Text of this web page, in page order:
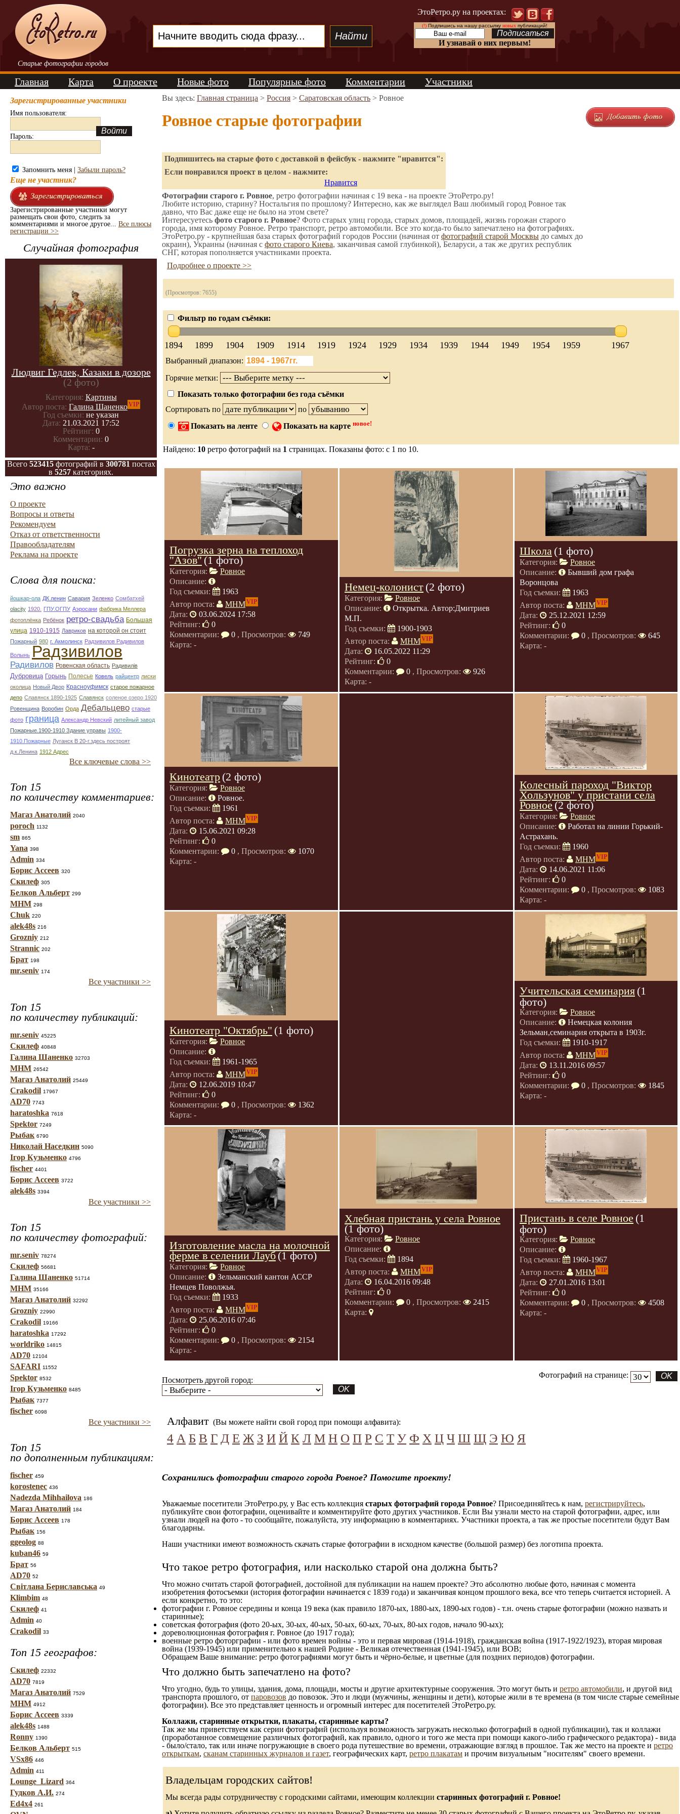
Старые фотографии городов
ЭтоРетро.ру на проектах:
(!)Подпишись на нашу рассылку новыхпубликаций!
И узнавай о них первым!
Главная Карта О проекте Новые фото Популярные фото Комментарии Участники
Зарегистрированные участники
Имя пользователя:
Пароль:
Запомнить меня | Забыли пароль?
Еще не участник?
Зарегистрированные участники могут
размещать свои фото, следить за
комментариями и многое другое... Все плюсы
регистрации >>
Случайная фотография
Людвиг Гедлек, Казаки в дозоре
(2 фото)
Категория: Картины
Автор поста: Галина ШаненкоVIP
Год съемки: не указан
Дата: 21.03.2021 17:52
Рейтинг: 0
Комментарии: 0
Карта: -
Всего 523415фотографий в 300781 постах
в 5257 категориях.
Это важно
О проекте
Вопросы и ответы
Рекомендуем
Отказ от ответственности
Правообладателям
Реклама на проекте
Слова для поиска:
йошкар-ола ДК ленин Савария Зеленко Сомбатхей
olacity 1920. ГПУ.ОГПУ Аэросани фабрика Меллера
фотоплёнка Ребёнок ретро-свадьба Большая
улица 1910-1915 Лавриков на которой он стоит
Пожарный 980 г. Акмолинск Радзивилов Радивилов
Волынь Радзивилов
Радивилов Ровенская область Радивилiв
Дубровица Горынь Полесье Ковель райцентр лиски
околица Новый Двор Красноуфимск старое пожарное
депо Славянск 1890-1925 Славянск соленое озеро 1920
Ровенщина Воробин Орда Дебальцево старые
фото граница Александр Невский литейный завод
Пожарные.1900-1910 Здание управы 1900-
1910.Пожарные Луганск В 20-г.здесь построят
д.к.Ленина 1912 Адрес
Все ключевые слова >>
Топ 15
по количеству комментариев:
Магаз Анатолий 2040
poroch 1132
sm 865
Yana 398
Admin 334
Борис Ассеев 320
Скилеф 305
Белков Альберт 299
МНМ 298
Chuk 220
alek48s 216
Grozniy 212
Strannic 202
Брат 198
mr.seniv 174
Все участники >>
Топ 15
по количеству публикаций:
mr.seniv 45225
Скилеф 40848
Галина Шаненко 32703
МНМ 26542
Магаз Анатолий 25449
Crakodil 17967
AD70 7743
haratoshka 7618
Spektor 7249
Рыбак 6790
Николай Наседкин 5090
Ігор Кузьменко 4796
fischer 4401
Борис Ассеев 3722
alek48s 3394
Все участники >>
Топ 15
по количеству фотографий:
mr.seniv 78274
Скилеф 56681
Галина Шаненко 51714
МНМ 35166
Магаз Анатолий 32292
Grozniy 22990
Crakodil 19166
haratoshka 17292
worldriko 14815
AD70 12104
SAFARI 11552
Spektor 8532
Ігор Кузьменко 8485
Рыбак 7377
fischer 6098
Все участники >>
Топ 15
по дополненным публикациям:
fischer 459
korostenec 436
Nadezda Mihhailova 186
Магаз Анатолий 184
Борис Ассеев 178
Рыбак 156
ggeolog 88
kuban46 59
Брат 56
AD70 52
Світлана Бериславська 49
Klimbim 48
Скилеф 41
Admin 40
Crakodil 33
Топ 15 географов:
Скилеф 22332
AD70 7819
Магаз Анатолий 7529
МНМ 4912
Борис Ассеев 3339
alek48s 1488
Ronny 1390
Белков Альберт 515
VSx86 446
Admin 411
Lounge_Lizard 364
Гудков А.И. 274
Ed4x4 261
Вы здесь: Главная страница > Россия > Саратовская область > Ровное
Ровное старые фотографии
Подпишитесь на старые фото с доставкой в фейсбук - нажмите "нравится":
Если понравился проект в целом - нажмите:
Нравится
Фотографии старого г. Ровное, ретро фотографии начиная с 19 века - на проекте ЭтоРетро.ру!
Любите историю, старину? Ностальгия по прошлому? Интересно, как же выглядел Ваш любимый город Ровное так
давно, что Вас даже еще не было на этом свете?
Интересуетесь фото старого г. Ровное? Фото старых улиц города, старых домов, площадей, жизнь горожан старого
города, имя которому Ровное. Ретро транспорт, ретро автомобили. Все это когда-то было запечатлено на фотографиях.
ЭтоРетро.ру - крупнейшая база старых фотографий городов России (начиная от фотографий старой Москвы до самых до
окраин), Украины (начиная с фото старого Киева, заканчивая самой глубинкой), Беларуси, а так же других республик
СНГ, которая пополняется участниками проекта.
Подробнее о проекте >>
(Просмотров: 7655)
Фильтр по годам съёмки:
1894 1899 1904 1909 1914 1919 1924 1929 1934 1939 1944 1949 1954 1959 1967
Выбранный диапазон:
Горячие метки:
Показать только фотографии без года съёмки
Сортировать по
по
Показать на ленте
Показать на карте новое!
Найдено: 10 ретро фотографий на 1 страницах. Показаны фото: с 1 по 10.
Погрузка зерна на теплоход
"Азов"(1 фото)
Категория:
Ровное
Описание:
Год съемки:
1963
Автор поста:
МНМVIP
Дата:
03.06.2024 17:58
Рейтинг:
0
Комментарии:
0 , Просмотров:
749
Карта: -
Немец-колонист (2 фото)
Категория:
Ровное
Описание:
Открытка. Автор:Дмитриев
М.П.
Год съемки:
1900-1903
Автор поста:
МНМVIP
Дата:
16.05.2022 11:29
Рейтинг:
0
Комментарии:
0 , Просмотров:
926
Карта: -
Школа (1 фото)
Категория:
Ровное
Описание:
Бывший дом графа
Воронцова
Год съемки:
1963
Автор поста:
МНМVIP
Дата:
25.12.2021 12:59
Рейтинг:
0
Комментарии:
0 , Просмотров:
645
Карта: -
Кинотеатр (2 фото)
Категория:
Ровное
Описание:
Ровное.
Год съемки:
1961
Автор поста:
МНМVIP
Дата:
15.06.2021 09:28
Рейтинг:
0
Комментарии:
0 , Просмотров:
1070
Карта: -
Колесный пароход "Виктор
Хользунов" у пристани села
Ровное(2 фото)
Категория:
Ровное
Описание:
Работал на линии Горький-
Астрахань.
Год съемки:
1960
Автор поста:
МНМVIP
Дата:
14.06.2021 11:06
Рейтинг:
0
Комментарии:
0 , Просмотров:
1083
Карта: -
Кинотеатр "Октябрь" (1 фото)
Категория:
Ровное
Описание:
Год съемки:
1961-1965
Автор поста:
МНМVIP
Дата:
12.06.2019 10:47
Рейтинг:
0
Комментарии:
0 , Просмотров:
1362
Карта: -
Учительская семинария (1
фото)
Категория:
Ровное
Описание:
Немецкая колония
Зельман,семинария открыта в 1903г.
Год съемки:
1910-1917
Автор поста:
МНМVIP
Дата:
13.11.2016 09:57
Рейтинг:
0
Комментарии:
0 , Просмотров:
1845
Карта: -
Изготовление масла на молочной
ферме в селении Лауб(1 фото)
Категория:
Ровное
Описание:
Зельманский кантон АССР
Немцев Поволжья.
Год съемки:
1933
Автор поста:
МНМVIP
Дата:
25.06.2016 07:46
Рейтинг:
0
Комментарии:
0 , Просмотров:
2154
Карта: -
Хлебная пристань у села Ровное
(1 фото)
Категория:
Ровное
Описание:
Год съемки:
1894
Автор поста:
МНМVIP
Дата:
16.04.2016 09:48
Рейтинг:
0
Комментарии:
0 , Просмотров:
2415
Карта:
Пристань в селе Ровное (1
фото)
Категория:
Ровное
Описание:
Год съемки:
1960-1967
Автор поста:
МНМVIP
Дата:
27.01.2016 13:01
Рейтинг:
0
Комментарии:
0 , Просмотров:
4508
Карта: -
Посмотреть другой город:
Фотографий на странице:
Алфавит (Вы можете найти свой город при помощи алфавита):
4 А Б В Г Д Е Ж З И Й К Л М Н О П Р С Т У Ф Х Ц Ч Ш Щ Э Ю Я
Сохранились фотографии старого города Ровное? Помогите проекту!
Уважаемые посетители ЭтоРетро.ру, у Вас есть коллекция старых фотографий города Ровное? Присоединяйтесь к нам, регистрируйтесь,
публикуйте свои фотографии, оценивайте и комментируйте фото других участников. Если Вы узнали место на старой фотографии, адрес, или
узнали людей на фото - то сообщайте, пожалуйста, эту информацию в комментариях. Участники проекта, а так же простые посетители будут Вам
благодарны.
Наши участники имеют возможность скачать старые фотографии в исходном качестве (большой размер) без логотипа проекта.
Что такое ретро фотография, или насколько старой она должна быть?
Что можно считать старой фотографией, достойной для публикации на нашем проекте? Это абсолютно любые фото, начиная c момента
изобретения фотосъемки (история фотографии начинается с 1839 года) и заканчивая концом прошлого века, все что теперь считается историей. А
если конкретно, то это:
фотографии г. Ровное середины и конца 19 века (как правило 1870-ых, 1880-ых, 1890-ых годов) - т.н. очень старые фотографии (можно назвать и
старинные);
советская фотография (фото 20-ых, 30-ых, 40-ых, 50-ых, 60-ых, 70-ых, 80-ых годов, начало 90-ых);
дореволюционная фотография г. Ровное (до 1917 года);
военные ретро фоторграфии - или фото времен войны - это и первая мировая (1914-1918), гражданская война (1917-1922/1923), вторая мировая
война (1939-1945) или применительно к нашей Родине - Великая отечественная (1941-1945), или ВОВ;
Обращаем Ваше внимание: ретро фотографиями могут быть и чёрно-белые, и цветные (для поздних периодов) фотографии.
Что должно быть запечатлено на фото?
Что угодно, будь то улицы, здания, дома, площади, мосты и другие архитектурные сооружения. Это могут быть и ретро автомобили, и другой вид
транспорта прошлого, от паровозов до повозок. Это и люди (мужчины, женщины и дети), которые жили в те времена (в том числе старые семейные
фотографии). Все это представляет ценность и огромный интерес для посетителей ЭтоРетро.ру.
Коллажи, старинные открытки, плакаты, старинные карты?
Так же мы приветствуем как серии фотографий (используя возможность загружать несколько фотографий в одной публикации), так и коллажи
(проработанное совмещение различных фотографий, как правило, одного и того же места при помощи какого-либо графического редактора) - вида
- было/стало, так или иначе погружающие в своего рода путешествие во времени, отражающие взгляд в прошлое. Так же место на проекте и ретро
открыткам, сканам старинных журналов и газет, географических карт, ретро плакатам и прочим визуальным "носителям" своего времени.
Владельцам городских сайтов!
Мы всегда рады сотрудничеству с городскими сайтами, имеющим коллекции старинных фотографий г. Ровное!